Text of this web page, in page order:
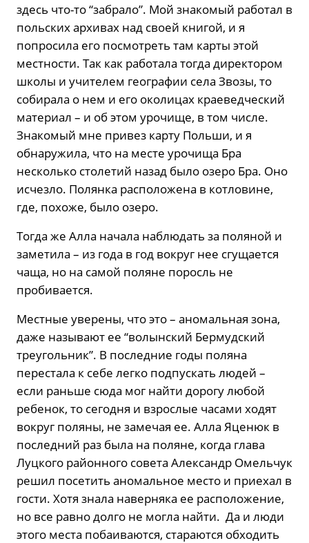
здесь что-то “забрало”. Мой знакомый работал в
польских архивах над своей книгой, и я
попросила его посмотреть там карты этой
местности. Так как работала тогда директором
школы и учителем географии села Звозы, то
собирала о нем и его околицах краеведческий
материал – и об этом урочище, в том числе.
Знакомый мне привез карту Польши, и я
обнаружила, что на месте урочища Бра
несколько столетий назад было озеро Бра. Оно
исчезло. Полянка расположена в котловине,
где, похоже, было озеро.
Тогда же Алла начала наблюдать за поляной и
заметила – из года в год вокруг нее сгущается
чаща, но на самой поляне поросль не
пробивается.
Местные уверены, что это – аномальная зона,
даже называют ее “волынский Бермудский
треугольник”. В последние годы поляна
перестала к себе легко подпускать людей –
если раньше сюда мог найти дорогу любой
ребенок, то сегодня и взрослые часами ходят
вокруг поляны, не замечая ее. Алла Яценюк в
последний раз была на поляне, когда глава
Луцкого районного совета Александр Омельчук
решил посетить аномальное место и приехал в
гости. Хотя знала наверняка ее расположение,
но все равно долго не могла найти. Да и люди
этого места побаиваются, стараются обходить